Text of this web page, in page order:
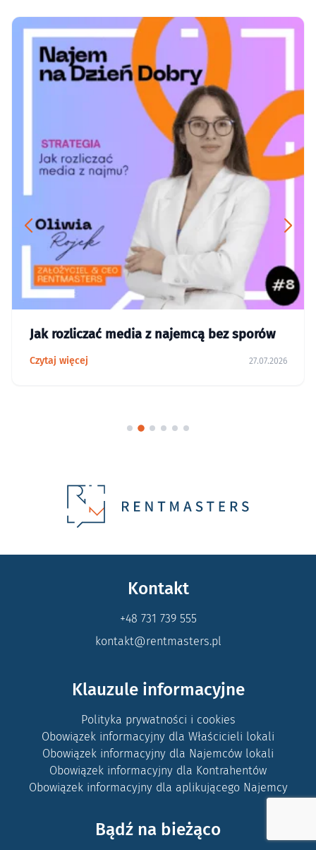
Jak rozliczać media z najemcą bez sporów
Czytaj więcej 27.07.2026
Kontakt
+48 731 739 555
kontakt@rentmasters.pl
Klauzule informacyjne
Polityka prywatności i cookies
Obowiązek informacyjny dla Właścicieli lokali
Obowiązek informacyjny dla Najemców lokali
Obowiązek informacyjny dla Kontrahentów
Obowiązek informacyjny dla aplikującego Najemcy
Bądź na bieżąco